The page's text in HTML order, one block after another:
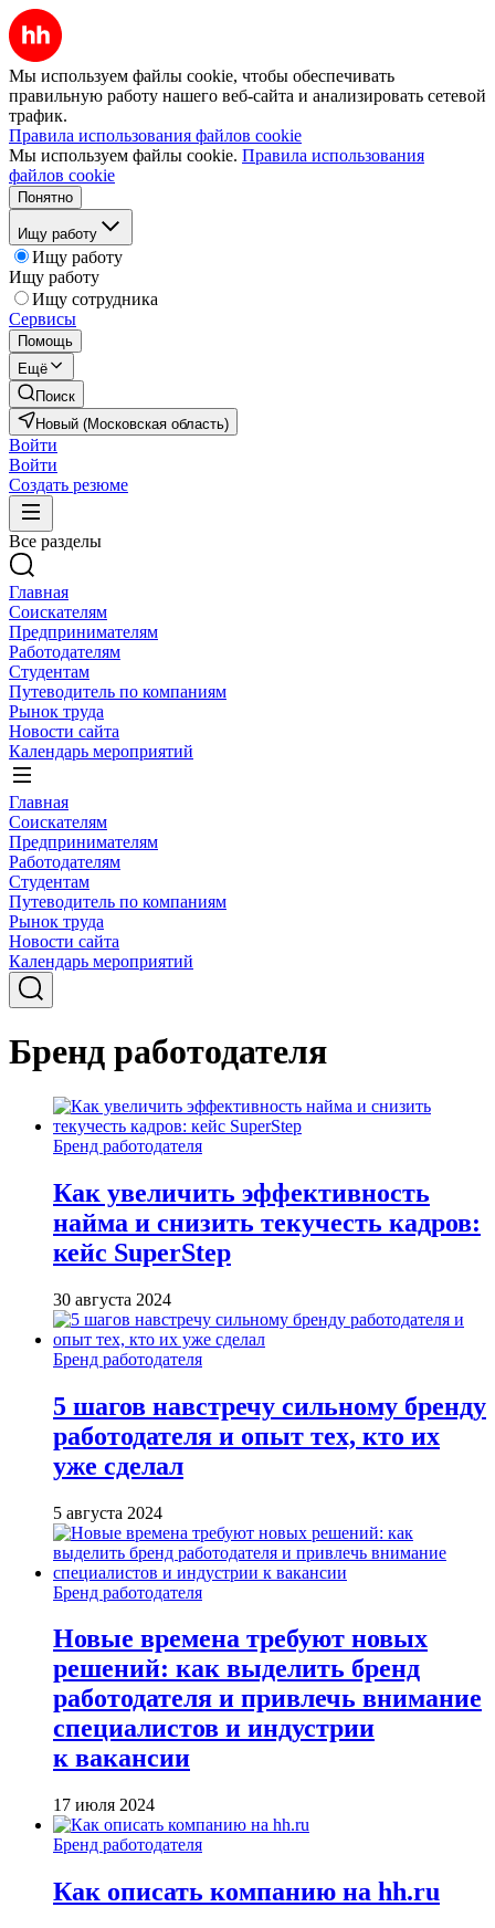
Мы используем файлы cookie, чтобы обеспечивать
правильную работу нашего веб-сайта и анализировать сетевой
трафик.
Правила использования файлов cookie
Мы используем файлы cookie. Правила использования
файлов cookie
Понятно
Ищу работу
Ищу работу
Ищу работу
Ищу сотрудника
Сервисы
Помощь
Ещё
Поиск
Новый (Московская область)
Войти
Войти
Создать резюме
Все разделы
Главная
Соискателям
Предпринимателям
Работодателям
Студентам
Путеводитель по компаниям
Рынок труда
Новости сайта
Календарь мероприятий
Главная
Соискателям
Предпринимателям
Работодателям
Студентам
Путеводитель по компаниям
Рынок труда
Новости сайта
Календарь мероприятий
Бренд работодателя
Бренд работодателя
Как увеличить эффективность
найма и снизить текучесть кадров:
кейс SuperStep
30 августа 2024
Бренд работодателя
5 шагов навстречу сильному бренду
работодателя и опыт тех, кто их
уже сделал
5 августа 2024
Бренд работодателя
Новые времена требуют новых
решений: как выделить бренд
работодателя и привлечь внимание
специалистов и индустрии
к вакансии
17 июля 2024
Бренд работодателя
Как описать компанию на hh.ru